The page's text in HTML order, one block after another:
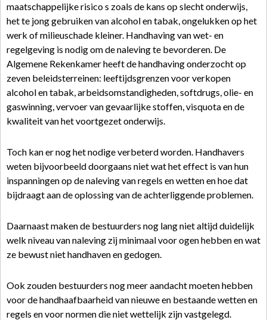
maatschappelijke risico s zoals de kans op slecht onderwijs,
het te jong gebruiken van alcohol en tabak, ongelukken op het
werk of milieuschade kleiner. Handhaving van wet- en
regelgeving is nodig om de naleving te bevorderen. De
Algemene Rekenkamer heeft de handhaving onderzocht op
zeven beleidsterreinen: leeftijdsgrenzen voor verkopen
alcohol en tabak, arbeidsomstandigheden, softdrugs, olie- en
gaswinning, vervoer van gevaarlijke stoffen, visquota en de
kwaliteit van het voortgezet onderwijs.
Toch kan er nog het nodige verbeterd worden. Handhavers
weten bijvoorbeeld doorgaans niet wat het effect is van hun
inspanningen op de naleving van regels en wetten en hoe dat
bijdraagt aan de oplossing van de achterliggende problemen.
Daarnaast maken de bestuurders nog lang niet altijd duidelijk
welk niveau van naleving zij minimaal voor ogen hebben en wat
ze bewust niet handhaven en gedogen.
Ook zouden bestuurders nog meer aandacht moeten hebben
voor de handhaafbaarheid van nieuwe en bestaande wetten en
regels en voor normen die niet wettelijk zijn vastgelegd.